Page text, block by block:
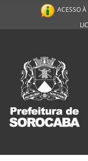
ACESSO